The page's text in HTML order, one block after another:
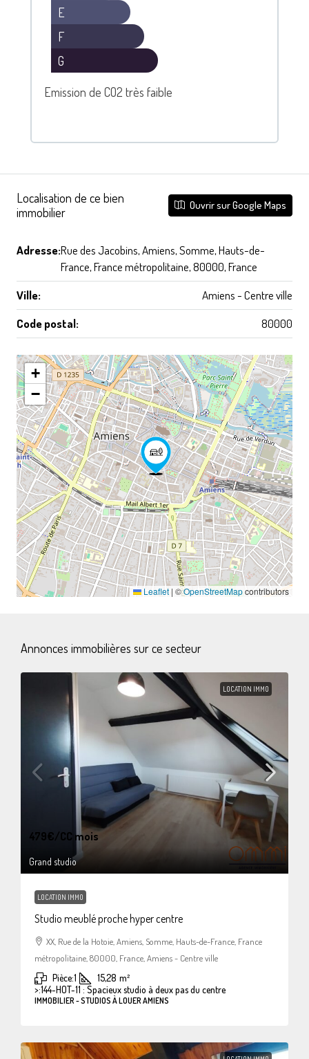
E
F
G
Emission de CO2 très faible
Localisation de ce bien
immobilier
Ouvrir sur Google Maps
Adresse:Rue des Jacobins, Amiens, Somme, Hauts-de-
France, France métropolitaine, 80000, France
Ville:
Amiens - Centre ville
Code postal:
80000
+
−
Leaflet | ©OpenStreetMapcontributors
Annonces immobilières sur ce secteur
LOCATION IMMO
479€/CC mois
Grand studio
LOCATION IMMO
Studio meublé proche hyper centre
XX, Rue de la Hotoie, Amiens, Somme, Hauts-de-France, France
métropolitaine, 80000, France, Amiens - Centre ville
Pièce:1 15,28 m²
>:144-HOT-11 : Spacieux studio à deux pas du centre
IMMOBILIER - STUDIOS À LOUER AMIENS